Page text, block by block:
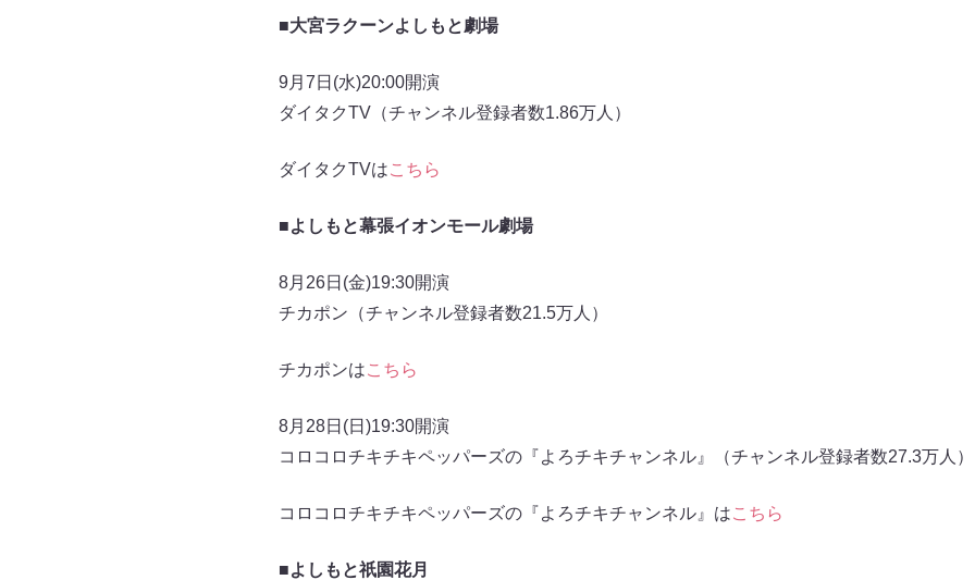
■大宮ラクーンよしもと劇場
9月7日(水)20:00開演
ダイタクTV（チャンネル登録者数1.86万人）
ダイタクTVはこちら
■よしもと幕張イオンモール劇場
8月26日(金)19:30開演
チカポン（チャンネル登録者数21.5万人）
チカポンはこちら
8月28日(日)19:30開演
コロコロチキチキペッパーズの『よろチキチャンネル』（チャンネル登録者数27.3万人）
コロコロチキチキペッパーズの『よろチキチャンネル』はこちら
■よしもと祇園花月